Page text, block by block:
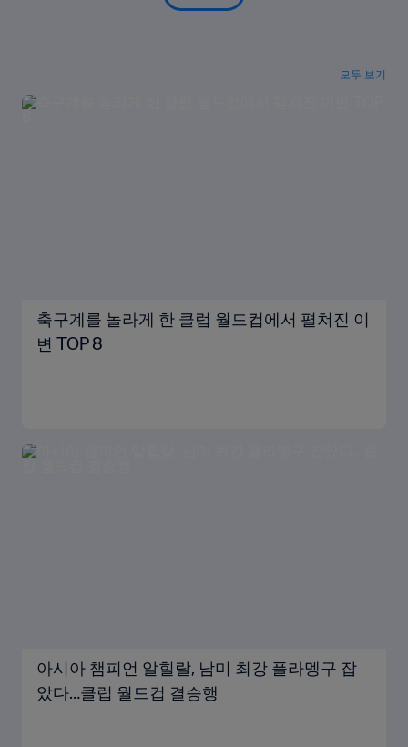
모두 보기
축구계를 놀라게 한 클럽 월드컵에서 펼쳐진 이
변 TOP 8
아시아 챔피언 알힐랄, 남미 최강 플라멩구 잡
았다…클럽 월드컵 결승행